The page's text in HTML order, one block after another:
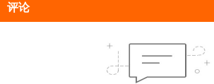
评论